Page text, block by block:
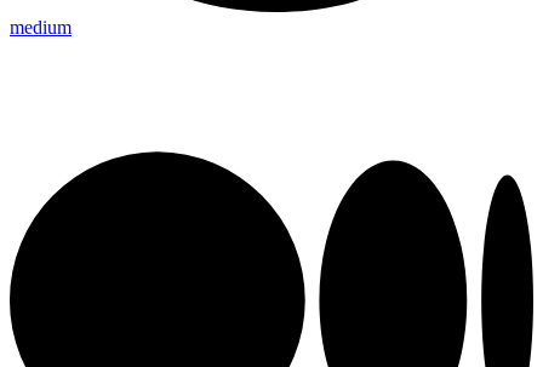
medium